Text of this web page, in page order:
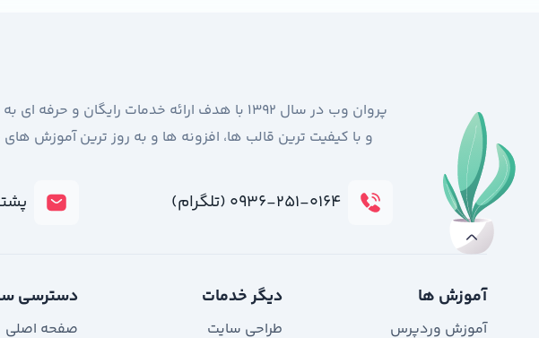
پروان وب در سال 1392 با هدف ارائه خدمات
و با کیفیت ترین قالب ها، افزونه ها و به روز ترین آموزش
۰۹۳۶-۲۵۱-۰۱۶۴ (تلگرام)
آموزش ها
آموزش وردپرس
دیگر خدمات
طراحی سایت
دسترسی
صفحه اصلی